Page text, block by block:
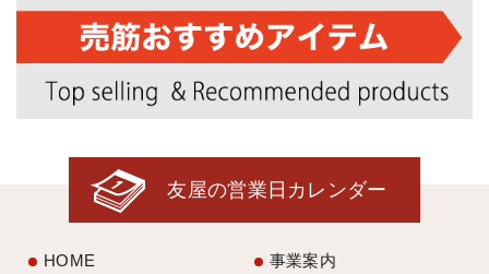
友屋の営業日カレンダー
HOME 事業案内